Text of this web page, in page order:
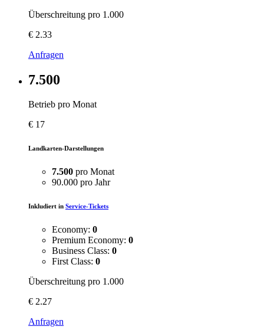
Überschreitung pro 1.000
€ 2.33
Anfragen
7.500
Betrieb pro Monat
€ 17
Landkarten-Darstellungen
7.500 pro Monat
90.000 pro Jahr
Inkludiert in Service-Tickets
Economy: 0
Premium Economy: 0
Business Class: 0
First Class: 0
Überschreitung pro 1.000
€ 2.27
Anfragen